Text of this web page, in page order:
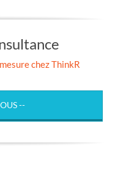
chez ThinkR
--